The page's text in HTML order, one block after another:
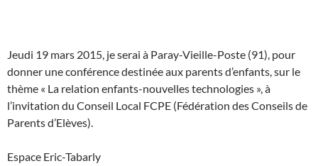
Jeudi 19 mars 2015, je serai à Paray-Vieille-Poste (91), pour
donner une conférence destinée aux parents d’enfants, sur le
thème « La relation enfants-nouvelles technologies », à
l’invitation du Conseil Local FCPE (Fédération des Conseils de
Parents d’Elèves).
Espace Eric-Tabarly